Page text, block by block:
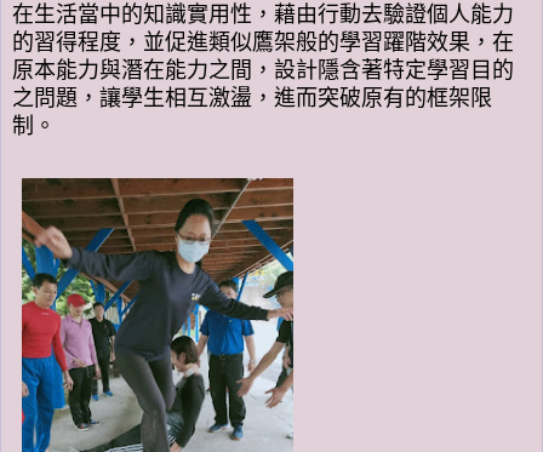
在生活當中的知識實用性，藉由行動去驗證個人能力
的習得程度，並促進類似鷹架般的學習躍階效果，在
原本能力與潛在能力之間，設計隱含著特定學習目的
之問題，讓學生相互激盪，進而突破原有的框架限
制。